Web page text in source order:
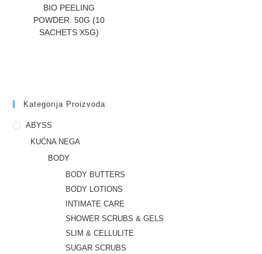
BIO PEELING
POWDER. 50G (10
SACHETS X5G)
Kategorija Proizvoda
ABYSS
KUĆNA NEGA
BODY
BODY BUTTERS
BODY LOTIONS
INTIMATE CARE
SHOWER SCRUBS & GELS
SLIM & CELLULITE
SUGAR SCRUBS